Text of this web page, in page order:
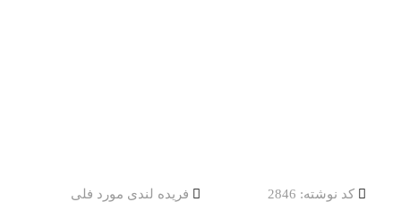
کد نوشته: 2846
فریده لندی مورد فلی